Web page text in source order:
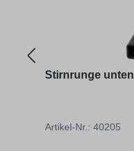
Stirnrunge unten
Artikel-Nr.: 40205